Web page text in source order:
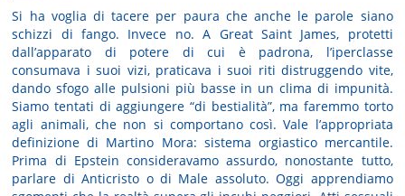
Si ha voglia di tacere per paura che anche le parole siano
schizzi di fango. Invece no. A Great Saint James, protetti
dall’apparato di potere di cui è padrona, l’iperclasse
consumava i suoi vizi, praticava i suoi riti distruggendo vite,
dando sfogo alle pulsioni più basse in un clima di impunità.
Siamo tentati di aggiungere “di bestialità”, ma faremmo torto
agli animali, che non si comportano così. Vale l’appropriata
definizione di Martino Mora: sistema orgiastico mercantile.
Prima di Epstein consideravamo assurdo, nonostante tutto,
parlare di Anticristo o di Male assoluto. Oggi apprendiamo